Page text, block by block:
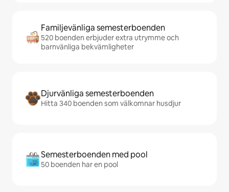
Familjevänliga semesterboenden
520 boenden erbjuder extra utrymme och
barnvänliga bekvämligheter
Djurvänliga semesterboenden
Hitta 340 boenden som välkomnar husdjur
Semesterboenden med pool
50 boenden har en pool